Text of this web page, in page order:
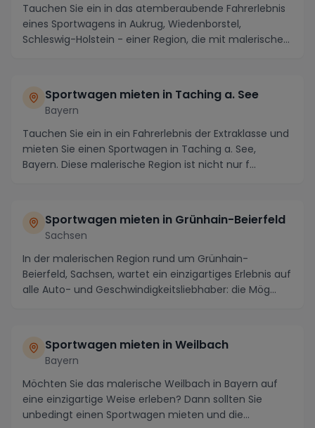
Tauchen Sie ein in das atemberaubende Fahrerlebnis
eines Sportwagens in Aukrug, Wiedenborstel,
Schleswig-Holstein - einer Region, die mit malerischen
Sportwagen mieten in Taching a. See
Bayern
Tauchen Sie ein in ein Fahrerlebnis der Extraklasse und
mieten Sie einen Sportwagen in Taching a. See,
Bayern. Diese malerische Region ist nicht nur f...
Sportwagen mieten in Grünhain-Beierfeld
Sachsen
In der malerischen Region rund um Grünhain-
Beierfeld, Sachsen, wartet ein einzigartiges Erlebnis auf
alle Auto- und Geschwindigkeitsliebhaber: die Mög...
Sportwagen mieten in Weilbach
Bayern
Möchten Sie das malerische Weilbach in Bayern auf
eine einzigartige Weise erleben? Dann sollten Sie
unbedingt einen Sportwagen mieten und die